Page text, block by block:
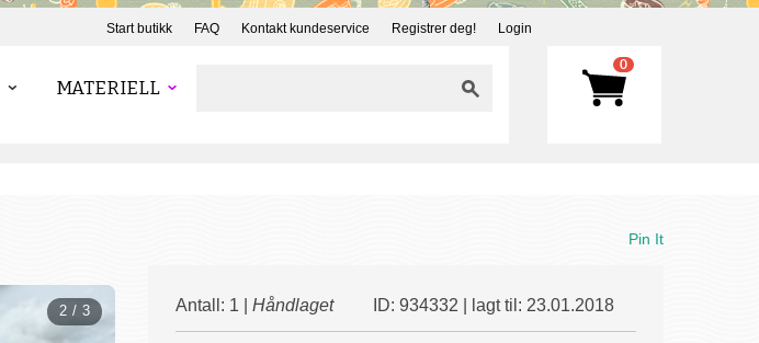
Start butikk FAQ Kontakt kundeservice Registrer deg! Login
MATERIELL
0
2 / 3
Pin It
Antall: 1 | Håndlaget ID: 934332 | lagt til: 23.01.2018